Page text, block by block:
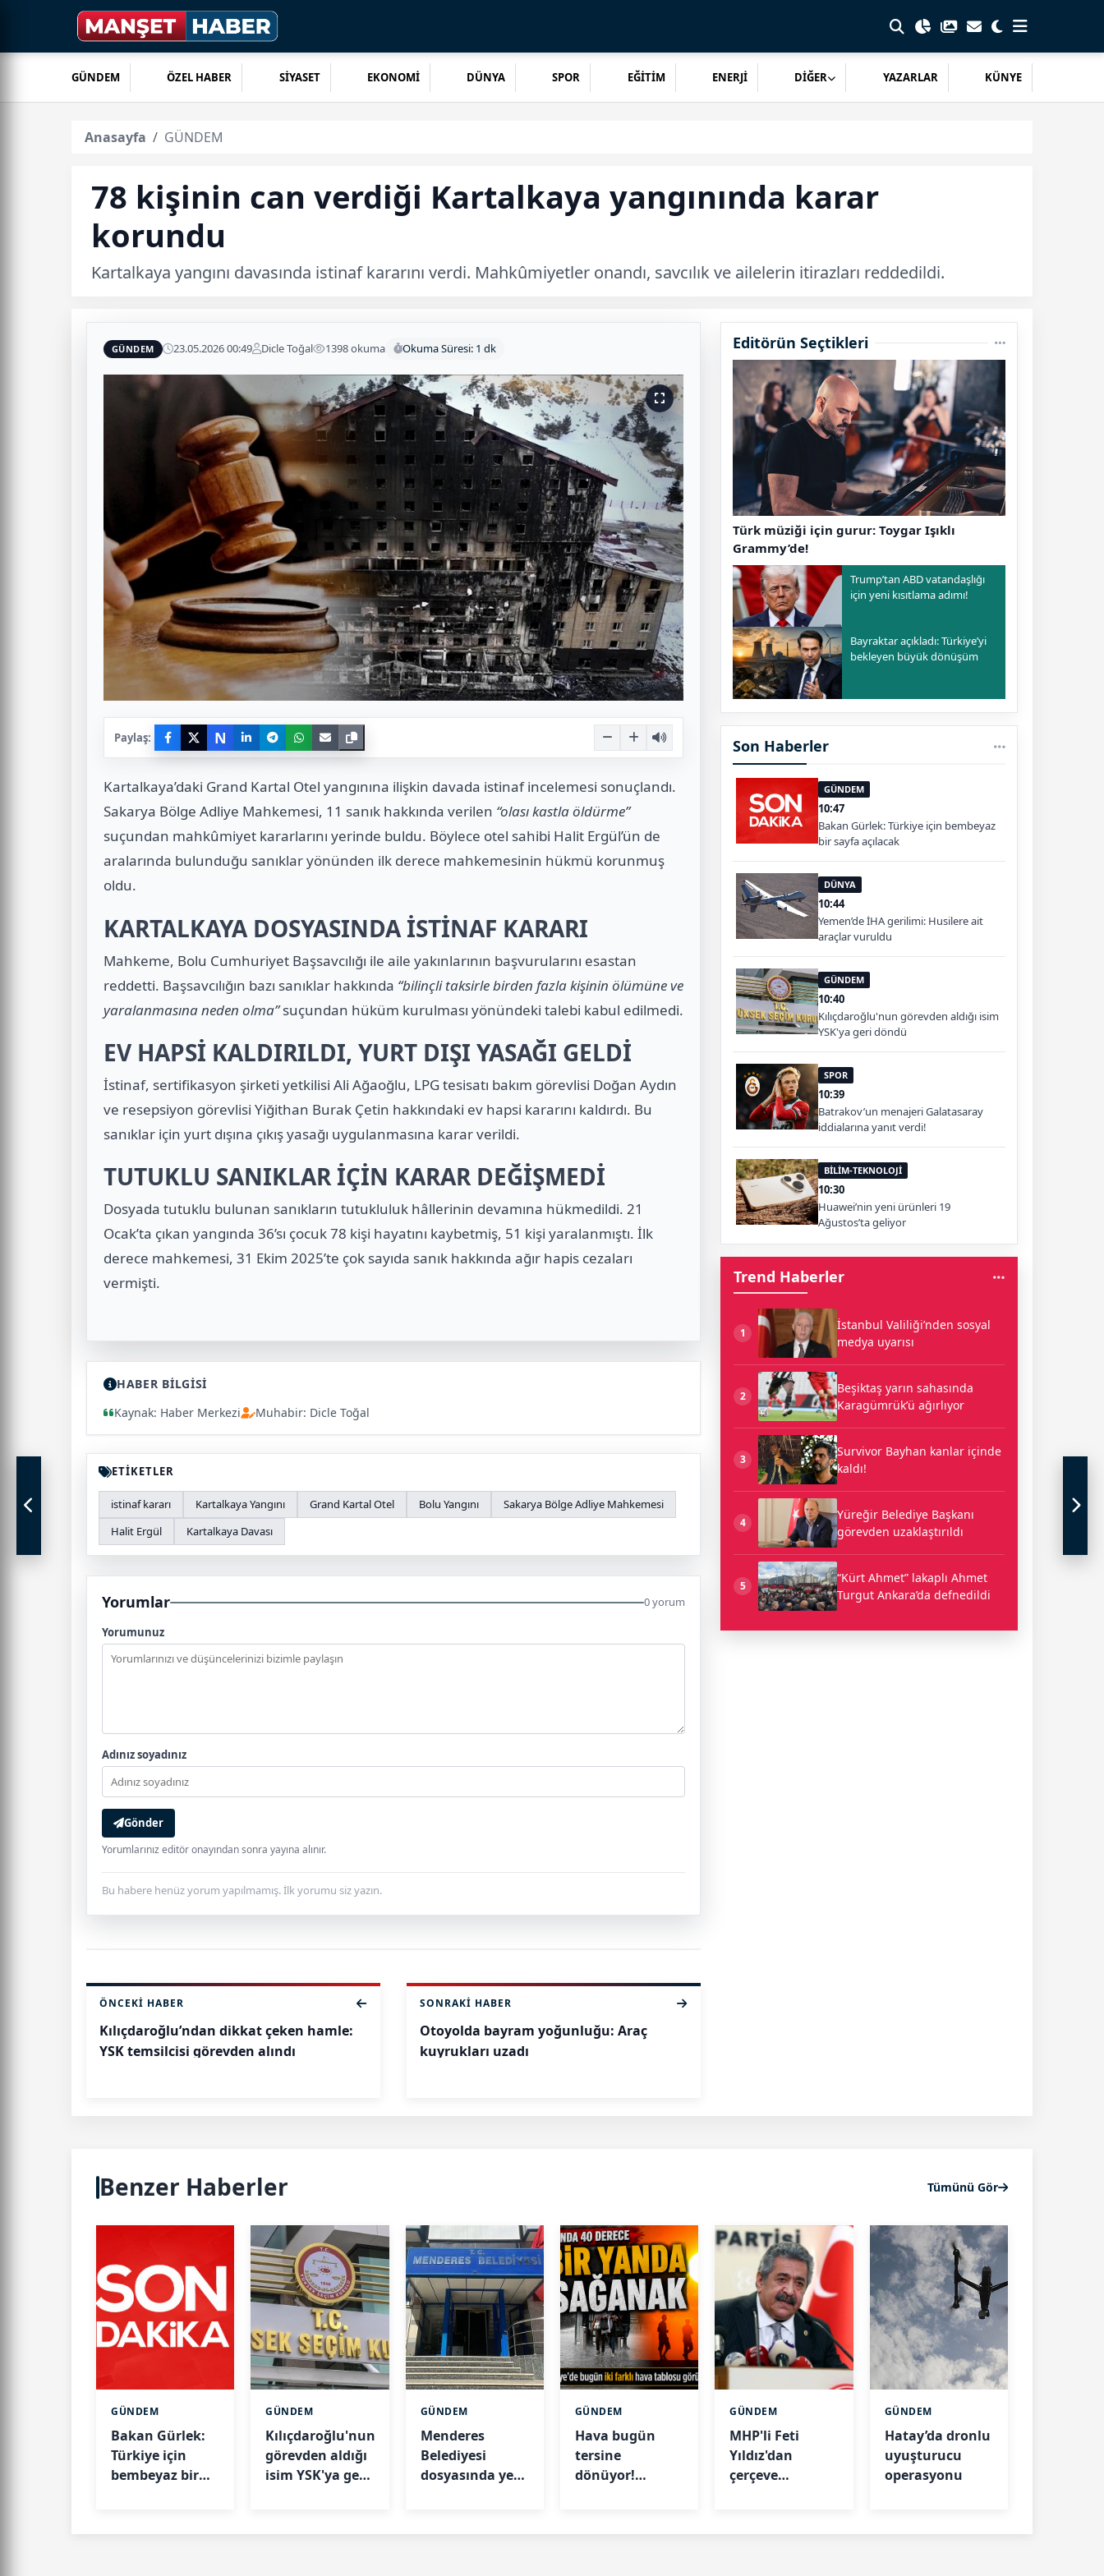
GÜNDEM ÖZEL HABER SİYASET EKONOMİ DÜNYA SPOR EĞİTİM ENERJİ DİĞER YAZARLAR KÜNYE
Anasayfa GÜNDEM
78 kişinin can verdiği Kartalkaya yangınında karar
korundu
Kartalkaya yangını davasında istinaf kararını verdi. Mahkûmiyetler onandı, savcılık ve ailelerin itirazları reddedildi.
GÜNDEM 23.05.2026 00:49 Dicle Toğal 1398 okuma Okuma Süresi: 1 dk
Paylaş: N
Kartalkaya’daki Grand Kartal Otel yangınına ilişkin davada istinaf incelemesi sonuçlandı.
Sakarya Bölge Adliye Mahkemesi, 11 sanık hakkında verilen “olası kastla öldürme”
suçundan mahkûmiyet kararlarını yerinde buldu. Böylece otel sahibi Halit Ergül’ün de
aralarında bulunduğu sanıklar yönünden ilk derece mahkemesinin hükmü korunmuş
oldu.
KARTALKAYA DOSYASINDA İSTİNAF KARARI
Mahkeme, Bolu Cumhuriyet Başsavcılığı ile aile yakınlarının başvurularını esastan
reddetti. Başsavcılığın bazı sanıklar hakkında “bilinçli taksirle birden fazla kişinin ölümüne ve
yaralanmasına neden olma”suçundan hüküm kurulması yönündeki talebi kabul edilmedi.
EV HAPSİ KALDIRILDI, YURT DIŞI YASAĞI GELDİ
İstinaf, sertifikasyon şirketi yetkilisi Ali Ağaoğlu, LPG tesisatı bakım görevlisi Doğan Aydın
ve resepsiyon görevlisi Yiğithan Burak Çetin hakkındaki ev hapsi kararını kaldırdı. Bu
sanıklar için yurt dışına çıkış yasağı uygulanmasına karar verildi.
TUTUKLU SANIKLAR İÇİN KARAR DEĞİŞMEDİ
Dosyada tutuklu bulunan sanıkların tutukluluk hâllerinin devamına hükmedildi. 21
Ocak’ta çıkan yangında 36’sı çocuk 78 kişi hayatını kaybetmiş, 51 kişi yaralanmıştı. İlk
derece mahkemesi, 31 Ekim 2025’te çok sayıda sanık hakkında ağır hapis cezaları
vermişti.
HABER BİLGİSİ
Kaynak: Haber Merkezi
Muhabir: Dicle Toğal
ETİKETLER
istinaf kararı Kartalkaya Yangını Grand Kartal Otel Bolu Yangını
Sakarya Bölge Adliye Mahkemesi
Halit Ergül
Kartalkaya Davası
Yorumlar 0 yorum
Yorumunuz
Adınız soyadınız
Gönder
Yorumlarınız editör onayından sonra yayına alınır.
Bu habere henüz yorum yapılmamış. İlk yorumu siz yazın.
ÖNCEKI HABER
Kılıçdaroğlu’ndan dikkat çeken hamle:
YSK temsilcisi görevden alındı
SONRAKI HABER
Otoyolda bayram yoğunluğu: Araç
kuyrukları uzadı
Editörün Seçtikleri
Türk müziği için gurur: Toygar Işıklı
Grammy’de!
Trump’tan ABD vatandaşlığı
için yeni kısıtlama adımı!
Bayraktar açıkladı: Türkiye’yi
bekleyen büyük dönüşüm
Son Haberler
GÜNDEM
10:47
Bakan Gürlek: Türkiye için bembeyaz
bir sayfa açılacak
DÜNYA
10:44
Yemen’de İHA gerilimi: Husilere ait
araçlar vuruldu
GÜNDEM
10:40
Kılıçdaroğlu'nun görevden aldığı isim
YSK'ya geri döndü
SPOR
10:39
Batrakov’un menajeri Galatasaray
iddialarına yanıt verdi!
BİLİM-TEKNOLOJİ
10:30
Huawei’nin yeni ürünleri 19
Ağustos’ta geliyor
Trend Haberler
1
İstanbul Valiliği’nden sosyal
medya uyarısı
2
Beşiktaş yarın sahasında
Karagümrük’ü ağırlıyor
3
Survivor Bayhan kanlar içinde
kaldı!
4
Yüreğir Belediye Başkanı
görevden uzaklaştırıldı
5
“Kürt Ahmet” lakaplı Ahmet
Turgut Ankara’da defnedildi
Benzer Haberler Tümünü Gör
GÜNDEM
Bakan Gürlek:
Türkiye için
bembeyaz bir
GÜNDEM
Kılıçdaroğlu'nun
görevden aldığı
isim YSK'ya geri
GÜNDEM
Menderes
Belediyesi
dosyasında yeni
GÜNDEM
Hava bugün
tersine
dönüyor!
GÜNDEM
MHP'li Feti
Yıldız'dan
çerçeve
GÜNDEM
Hatay’da dronlu
uyuşturucu
operasyonu